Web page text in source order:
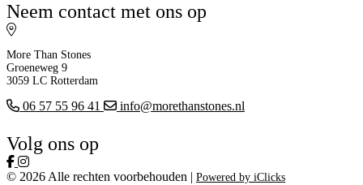
Neem contact met ons op
More Than Stones
Groeneweg 9
3059 LC Rotterdam
06 57 55 96 41 info@morethanstones.nl
Volg ons op
© 2026 Alle rechten voorbehouden | Powered by iClicks